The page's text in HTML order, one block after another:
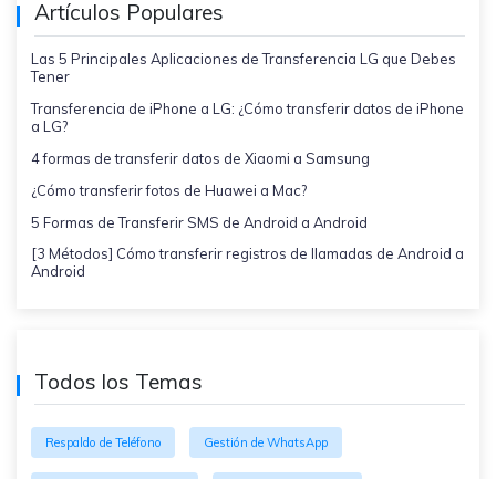
Artículos Populares
Las 5 Principales Aplicaciones de Transferencia LG que Debes
Tener
Transferencia de iPhone a LG: ¿Cómo transferir datos de iPhone
a LG?
4 formas de transferir datos de Xiaomi a Samsung
¿Cómo transferir fotos de Huawei a Mac?
5 Formas de Transferir SMS de Android a Android
[3 Métodos] Cómo transferir registros de llamadas de Android a
Android
Todos los Temas
Respaldo de Teléfono Gestión de WhatsApp